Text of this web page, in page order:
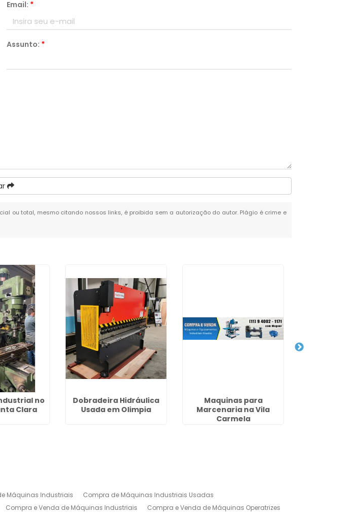
Email: *
Assunto: *
ou total, mesmo citando nossos links, é proibida sem a autorização do autor. Plágio é crime e
no
Clara
Dobradeira Hidráulica
Usada em Olimpia
Maquinas para
Marcenaria na Vila
Carmela
Máquinas Industriais
Compra de Máquinas Industriais Usadas
Compra e Venda de Máquinas Industriais Compra e Venda de Máquinas Operatrizes